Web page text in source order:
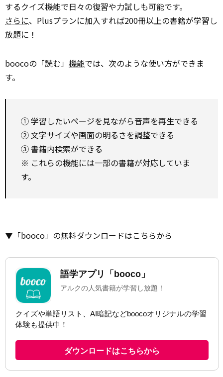
するクイズ機能で日々の復習や力試しも可能です。
さらに、Plusプランに加入すれば200冊以上の書籍が学習し
放題に！
boocoの「読む」 機能では、次のような使い方ができま
す。
① 学習したいページを見ながら音声を再生できる
② 文字サイズや画面の明るさを調整できる
③ 書籍内検索ができる
※ これらの機能には一部の書籍が対応していま
す。
▼「booco」の無料ダウンロードはこちらから